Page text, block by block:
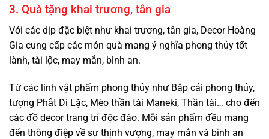
3. Quà tặng khai trương, tân gia
Với các dịp đặc biệt như khai trương, tân gia, Decor Hoàng
Gia cung cấp các món quà mang ý nghĩa phong thủy tốt
lành, tài lộc, may mắn, bình an.
Từ các linh vật phẩm phong thủy như Bắp cải phong thủy,
tượng Phật Di Lặc, Mèo thần tài Maneki, Thần tài… cho đến
các đồ decor trang trí độc đáo. Mỗi sản phẩm đều mang
đến thông điệp về sự thịnh vượng, may mắn và bình an